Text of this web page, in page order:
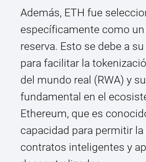
Además, ETH fue
específicamente como
reserva. Esto se debe a
para facilitar la
del mundo real (RWA) y
fundamental en el
Ethereum, que es
capacidad para permitir
contratos inteligentes y